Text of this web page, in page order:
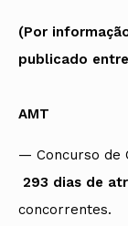
(Por
publicado
AMT
— Concurso de
293 dias de
concorrentes.